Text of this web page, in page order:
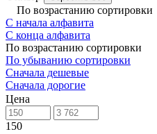
По возрастанию сортировки
С начала алфавита
С конца алфавита
По возрастанию сортировки
По убыванию сортировки
Сначала дешевые
Сначала дорогие
Цена
150